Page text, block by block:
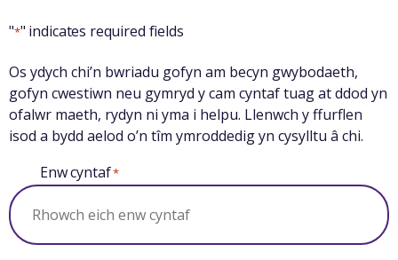
"*" indicates required fields
Os ydych chi’n bwriadu gofyn am becyn gwybodaeth,
gofyn cwestiwn neu gymryd y cam cyntaf tuag at ddod yn
ofalwr maeth, rydyn ni yma i helpu. Llenwch y ffurflen
isod a bydd aelod o’n tîm ymroddedig yn cysylltu â chi.
Enw cyntaf*